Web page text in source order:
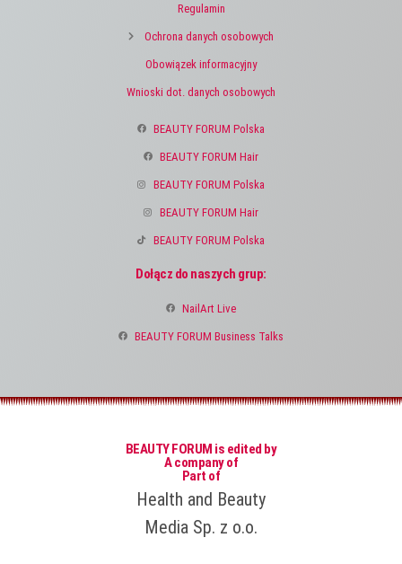
Regulamin
Ochrona danych osobowych
Obowiązek informacyjny
Wnioski dot. danych osobowych
BEAUTY FORUM Polska
BEAUTY FORUM Hair
BEAUTY FORUM Polska
BEAUTY FORUM Hair
BEAUTY FORUM Polska
Dołącz do naszych grup:
NailArt Live
BEAUTY FORUM Business Talks
BEAUTY FORUM is edited by
A company of
Part of
Health and Beauty
Media Sp. z o.o.